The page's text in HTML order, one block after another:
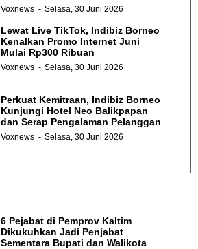
Voxnews Selasa, 30 Juni 2026
Lewat Live TikTok, Indibiz Borneo
Kenalkan Promo Internet Juni
Mulai Rp300 Ribuan
Voxnews Selasa, 30 Juni 2026
Perkuat Kemitraan, Indibiz Borneo
Kunjungi Hotel Neo Balikpapan
dan Serap Pengalaman Pelanggan
Voxnews Selasa, 30 Juni 2026
6 Pejabat di Pemprov Kaltim
Dikukuhkan Jadi Penjabat
Sementara Bupati dan Walikota